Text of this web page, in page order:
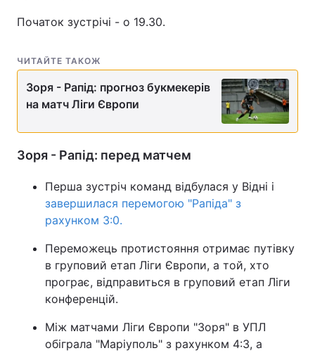
Тема оформлення
Початок зустрічі - о 19.30.
ЧИТАЙТЕ ТАКОЖ
Зоря - Рапід: прогноз букмекерів
на матч Ліги Європи
Зоря - Рапід: перед матчем
Перша зустріч команд відбулася у Відні і
завершилася перемогою "Рапіда" з
рахунком 3:0.
Переможець протистояння отримає путівку
в груповий етап Ліги Європи, а той, хто
програє, відправиться в груповий етап Ліги
конференцій.
Між матчами Ліги Європи "Зоря" в УПЛ
обіграла "Маріуполь" з рахунком 4:3, а